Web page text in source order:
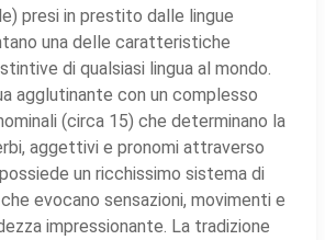
presi in prestito dalle lingue
una delle caratteristiche
di qualsiasi lingua al mondo.
agglutinante con un complesso
(circa 15) che determinano la
aggettivi e pronomi attraverso
un ricchissimo sistema di
evocano sensazioni, movimenti e
impressionante. La tradizione